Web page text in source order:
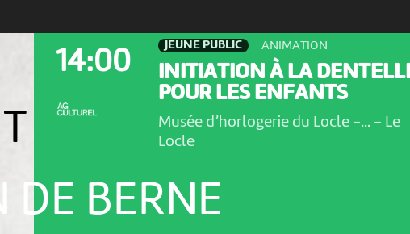
DE BERNE
14:00
JEUNE PUBLIC ANIMATION
INITIATION À LA
POUR LES ENFANTS
Musée d’horlogerie du Locle -... - Le
Locle